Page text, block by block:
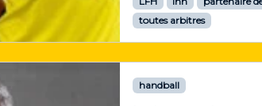
toutes arbitres
handball